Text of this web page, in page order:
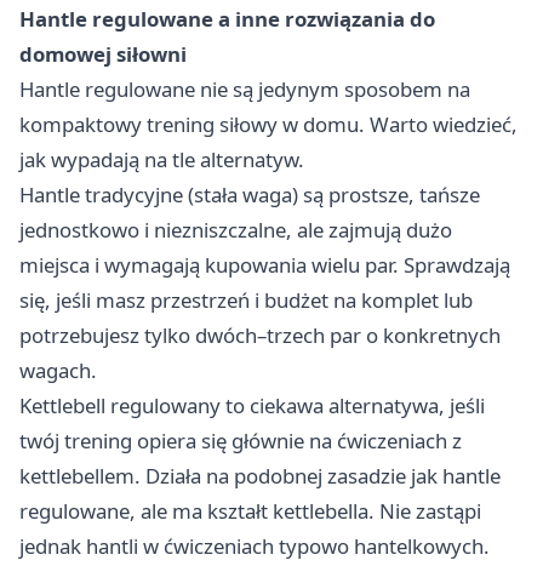
Hantle regulowane a inne rozwiązania do
domowej siłowni
Hantle regulowane nie są jedynym sposobem na
kompaktowy trening siłowy w domu. Warto wiedzieć,
jak wypadają na tle alternatyw.
Hantle tradycyjne (stała waga) są prostsze, tańsze
jednostkowo i niezniszczalne, ale zajmują dużo
miejsca i wymagają kupowania wielu par. Sprawdzają
się, jeśli masz przestrzeń i budżet na komplet lub
potrzebujesz tylko dwóch–trzech par o konkretnych
wagach.
Kettlebell regulowany to ciekawa alternatywa, jeśli
twój trening opiera się głównie na ćwiczeniach z
kettlebellem. Działa na podobnej zasadzie jak hantle
regulowane, ale ma kształt kettlebella. Nie zastąpi
jednak hantli w ćwiczeniach typowo hantelkowych.